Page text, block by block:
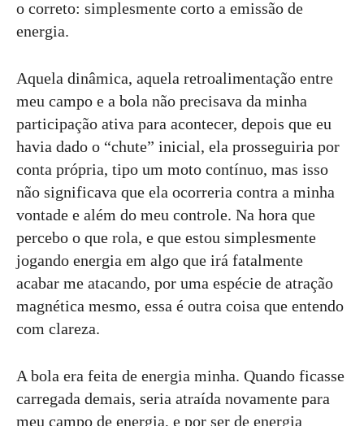
o correto: simplesmente corto a emissão de
energia.
Aquela dinâmica, aquela retroalimentação entre
meu campo e a bola não precisava da minha
participação ativa para acontecer, depois que eu
havia dado o “chute” inicial, ela prosseguiria por
conta própria, tipo um moto contínuo, mas isso
não significava que ela ocorreria contra a minha
vontade e além do meu controle. Na hora que
percebo o que rola, e que estou simplesmente
jogando energia em algo que irá fatalmente
acabar me atacando, por uma espécie de atração
magnética mesmo, essa é outra coisa que entendo
com clareza.
A bola era feita de energia minha. Quando ficasse
carregada demais, seria atraída novamente para
meu campo de energia, e por ser de energia